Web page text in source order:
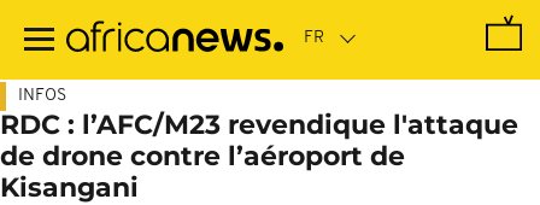
contenu
INFOS
RDC : l’AFC/M23 revendique l'attaque
de drone contre l’aéroport de
Kisangani